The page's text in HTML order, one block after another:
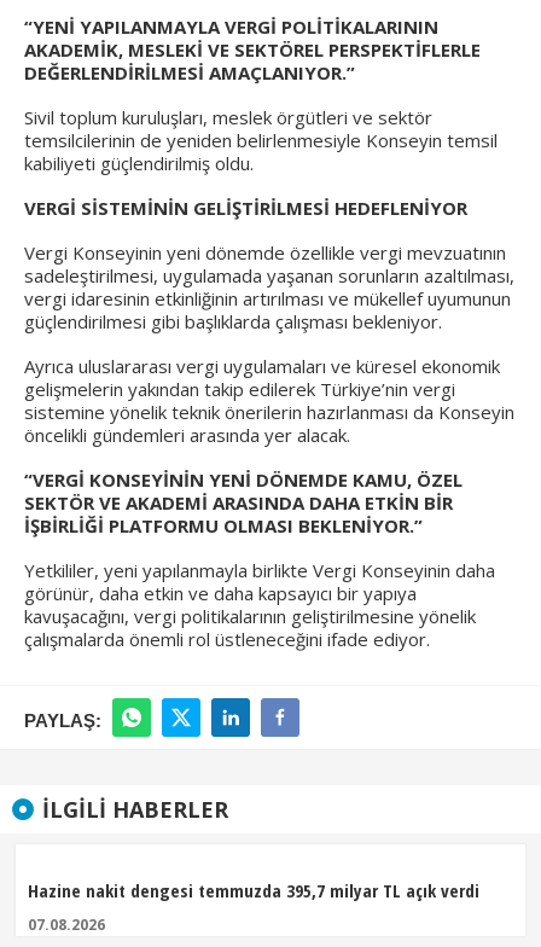
“YENİ YAPILANMAYLA VERGİ POLİTİKALARININ
AKADEMİK, MESLEKİ VE SEKTÖREL PERSPEKTİFLERLE
DEĞERLENDİRİLMESİ AMAÇLANIYOR.”
Sivil toplum kuruluşları, meslek örgütleri ve sektör
temsilcilerinin de yeniden belirlenmesiyle Konseyin temsil
kabiliyeti güçlendirilmiş oldu.
VERGİ SİSTEMİNİN GELİŞTİRİLMESİ HEDEFLENİYOR
Vergi Konseyinin yeni dönemde özellikle vergi mevzuatının
sadeleştirilmesi, uygulamada yaşanan sorunların azaltılması,
vergi idaresinin etkinliğinin artırılması ve mükellef uyumunun
güçlendirilmesi gibi başlıklarda çalışması bekleniyor.
Ayrıca uluslararası vergi uygulamaları ve küresel ekonomik
gelişmelerin yakından takip edilerek Türkiye’nin vergi
sistemine yönelik teknik önerilerin hazırlanması da Konseyin
öncelikli gündemleri arasında yer alacak.
“VERGİ KONSEYİNİN YENİ DÖNEMDE KAMU, ÖZEL
SEKTÖR VE AKADEMİ ARASINDA DAHA ETKİN BİR
İŞBİRLİĞİ PLATFORMU OLMASI BEKLENİYOR.”
Yetkililer, yeni yapılanmayla birlikte Vergi Konseyinin daha
görünür, daha etkin ve daha kapsayıcı bir yapıya
kavuşacağını, vergi politikalarının geliştirilmesine yönelik
çalışmalarda önemli rol üstleneceğini ifade ediyor.
PAYLAŞ:
İLGILI HABERLER
Hazine nakit dengesi temmuzda 395,7 milyar TL açık verdi
07.08.2026